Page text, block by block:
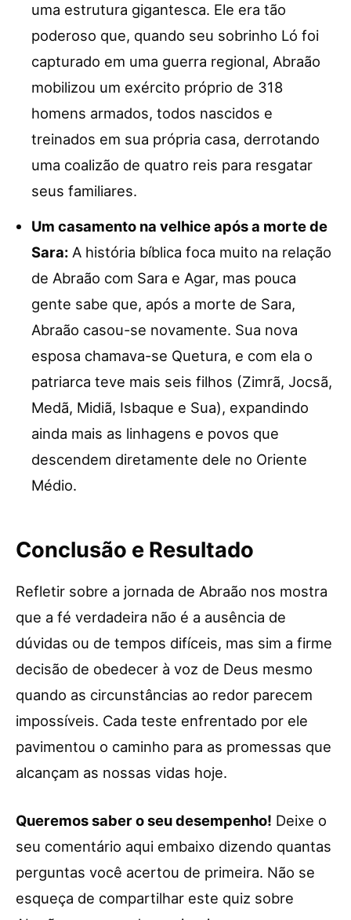
uma estrutura gigantesca. Ele era tão
poderoso que, quando seu sobrinho Ló foi
capturado em uma guerra regional, Abraão
mobilizou um exército próprio de 318
homens armados, todos nascidos e
treinados em sua própria casa, derrotando
uma coalizão de quatro reis para resgatar
seus familiares.
Um casamento na velhice após a morte de
Sara: A história bíblica foca muito na relação
de Abraão com Sara e Agar, mas pouca
gente sabe que, após a morte de Sara,
Abraão casou-se novamente. Sua nova
esposa chamava-se Quetura, e com ela o
patriarca teve mais seis filhos (Zimrã, Jocsã,
Medã, Midiã, Isbaque e Sua), expandindo
ainda mais as linhagens e povos que
descendem diretamente dele no Oriente
Médio.
Conclusão e Resultado
Refletir sobre a jornada de Abraão nos mostra
que a fé verdadeira não é a ausência de
dúvidas ou de tempos difíceis, mas sim a firme
decisão de obedecer à voz de Deus mesmo
quando as circunstâncias ao redor parecem
impossíveis. Cada teste enfrentado por ele
pavimentou o caminho para as promessas que
alcançam as nossas vidas hoje.
Queremos saber o seu desempenho! Deixe o
seu comentário aqui embaixo dizendo quantas
perguntas você acertou de primeira. Não se
esqueça de compartilhar este quiz sobre